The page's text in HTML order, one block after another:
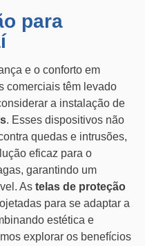
para
e o conforto em
comerciais têm levado
a instalação de
. Esses dispositivos não
quedas e intrusões,
eficaz para o
garantindo um
As telas de proteção
para se adaptar a
estética e
explorar os benefícios